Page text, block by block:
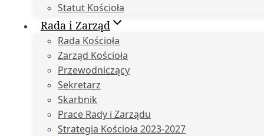
Statut Kościoła
Rada i Zarząd
Rada Kościoła
Zarząd Kościoła
Przewodniczący
Sekretarz
Skarbnik
Prace Rady i Zarządu
Strategia Kościoła 2023-2027